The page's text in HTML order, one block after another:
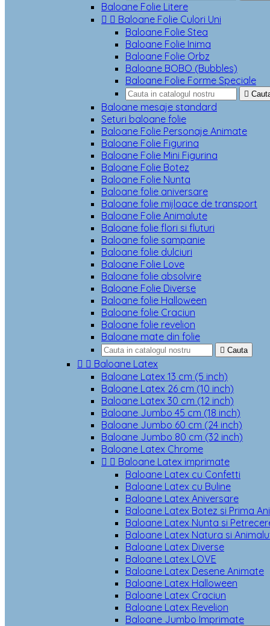
Baloane Folie Litere
  Baloane Folie Culori Uni
Baloane Folie Stea
Baloane Folie Inima
Baloane Folie Orbz
Baloane BOBO (Bubbles)
Baloane Folie Forme Speciale

Baloane mesaje standard
Seturi baloane folie
Baloane Folie Personaje Animate
Baloane Folie Figurina
Baloane Folie Mini Figurina
Baloane Folie Botez
Baloane Folie Nunta
Baloane folie aniversare
Baloane folie mijloace de transport
Baloane Folie Animalute
Baloane folie flori si fluturi
Baloane folie sampanie
Baloane folie dulciuri
Baloane Folie Love
Baloane folie absolvire
Baloane Folie Diverse
Baloane folie Halloween
Baloane folie Craciun
Baloane folie revelion
Baloane mate din folie
 Cauta
  Baloane Latex
Baloane Latex 13 cm (5 inch)
Baloane Latex 26 cm (10 inch)
Baloane Latex 30 cm (12 inch)
Baloane Jumbo 45 cm (18 inch)
Baloane Jumbo 60 cm (24 inch)
Baloane Jumbo 80 cm (32 inch)
Baloane Latex Chrome
  Baloane Latex imprimate
Baloane Latex cu Confetti
Baloane Latex cu Buline
Baloane Latex Aniversare
Baloane Latex Botez si Prima
Baloane Latex Nunta si
Baloane Latex Natura si
Baloane Latex Diverse
Baloane Latex LOVE
Baloane Latex Desene Animate
Baloane Latex Halloween
Baloane Latex Craciun
Baloane Latex Revelion
Baloane Jumbo Imprimate